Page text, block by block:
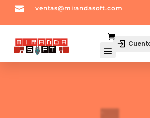
 ventas@mirandasoft.com